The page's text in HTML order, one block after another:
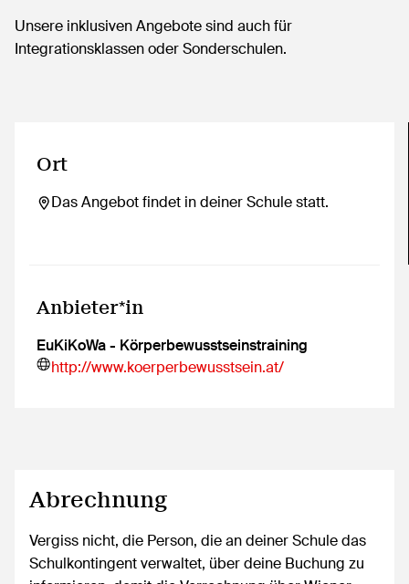
Unsere inklusiven Angebote sind auch für
Integrationsklassen oder Sonderschulen.
Ort
Das Angebot findet in deiner Schule statt.
Anbieter*in
EuKiKoWa - Körperbewusstseinstraining
http://www.koerperbewusstsein.at/
Abrechnung
Vergiss nicht, die Person, die an deiner Schule das
Schulkontingent verwaltet, über deine Buchung zu